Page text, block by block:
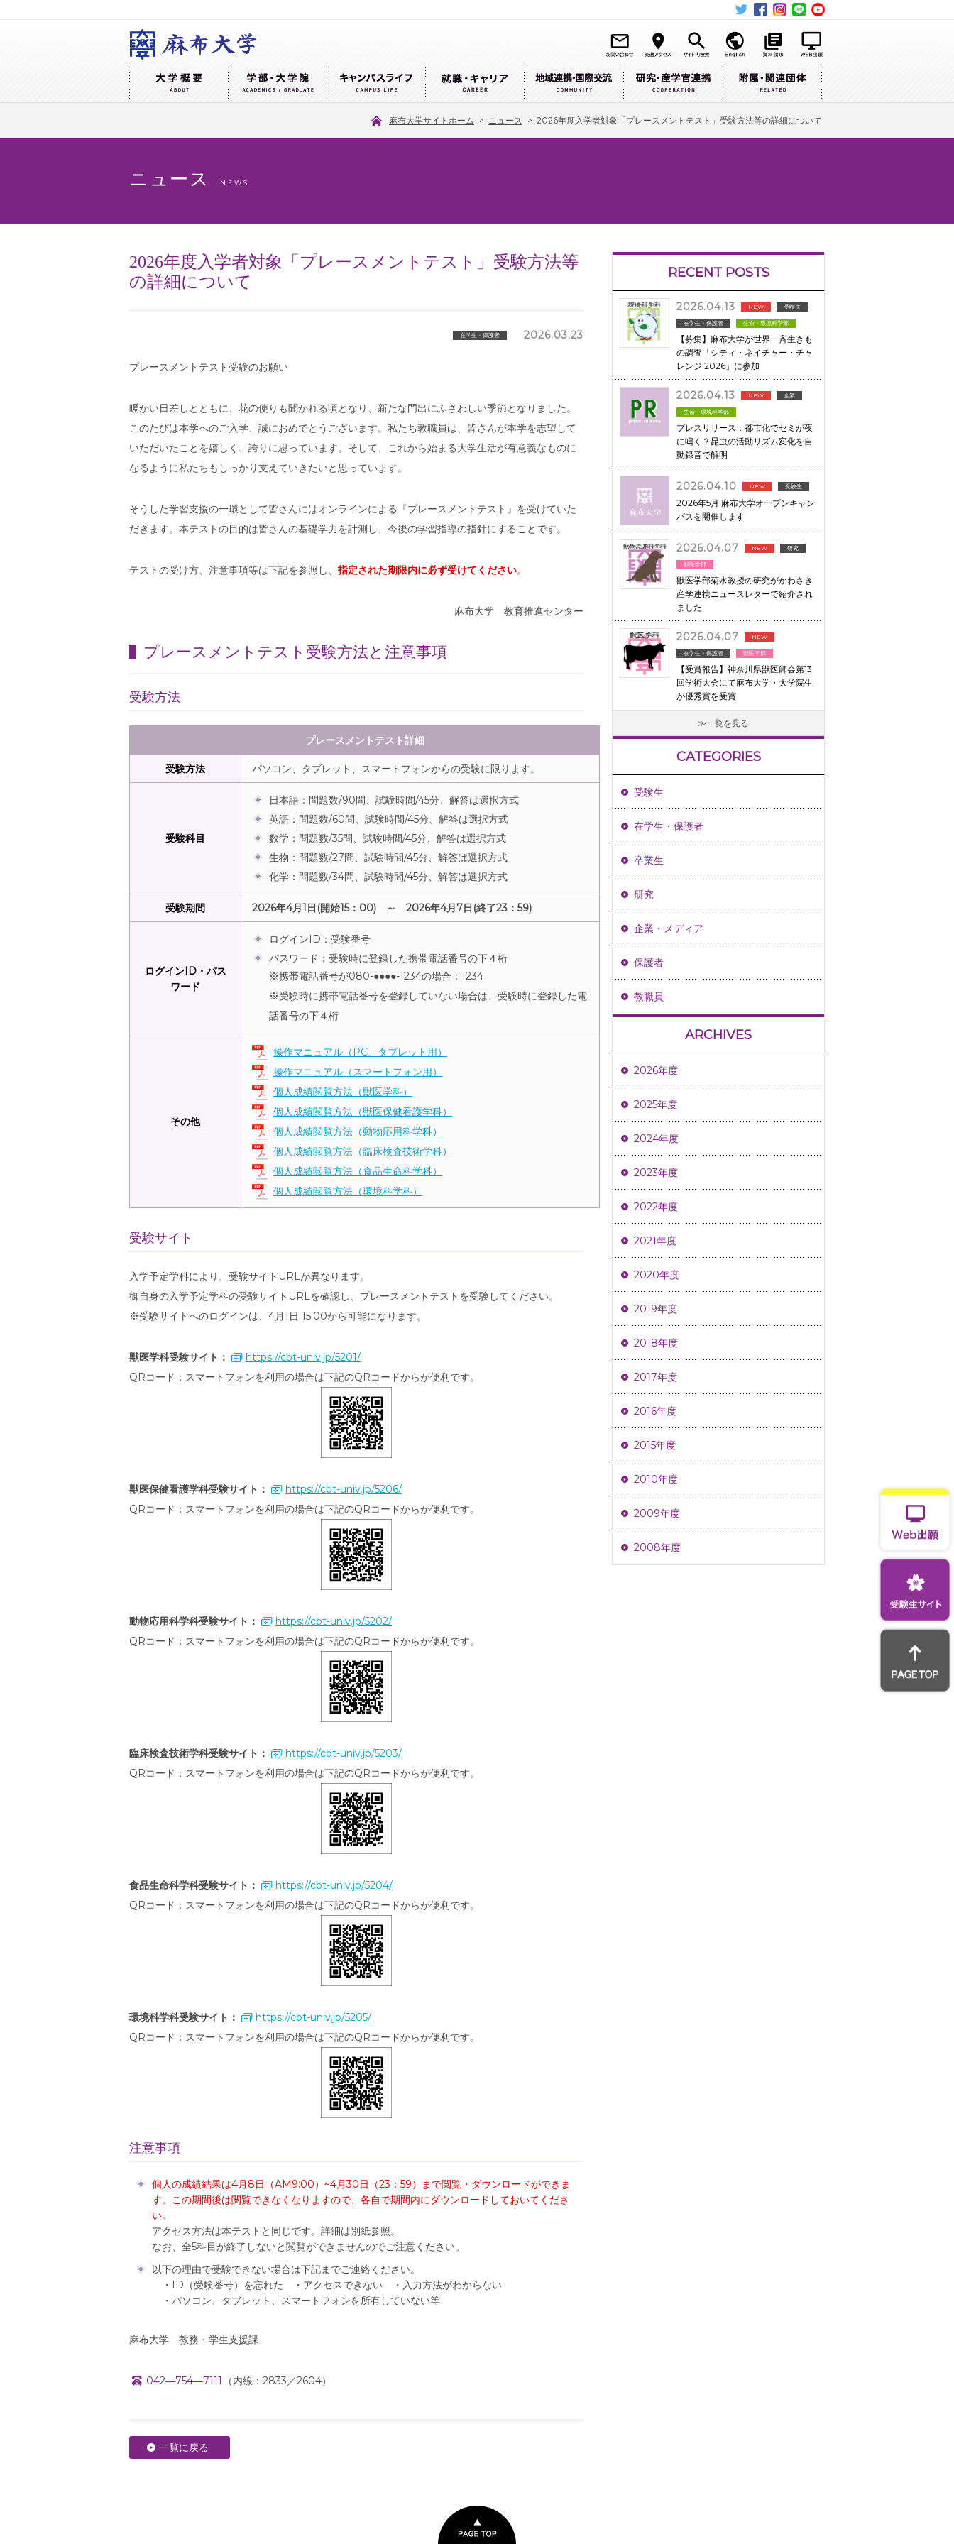
麻布大学サイトホーム > ニュース > 2026年度入学者対象「プレースメントテスト」受験方法等の詳細について
ニュース NEWS
2026年度入学者対象「プレースメントテスト」受験方法等
の詳細について
在学生・保護者 2026.03.23
プレースメントテスト受験のお願い
暖かい日差しとともに、花の便りも聞かれる頃となり、新たな門出にふさわしい季節となりました。
このたびは本学へのご入学、誠におめでとうございます。私たち教職員は、皆さんが本学を志望して
いただいたことを嬉しく、誇りに思っています。そして、これから始まる大学生活が有意義なものに
なるように私たちもしっかり支えていきたいと思っています。
そうした学習支援の一環として皆さんにはオンラインによる『プレースメントテスト』を受けていた
だきます。本テストの目的は皆さんの基礎学力を計測し、今後の学習指導の指針にすることです。
テストの受け方、注意事項等は下記を参照し、 指定された期限内に必ず受けてください。
麻布大学 教育推進センター
プレースメントテスト受験方法と注意事項
受験方法
プレースメントテスト詳細
受験方法 パソコン、タブレット、スマートフォンからの受験に限ります。
受験科目
日本語：問題数/90問、試験時間/45分、解答は選択方式
英語：問題数/60問、試験時間/45分、解答は選択方式
数学：問題数/35問、試験時間/45分、解答は選択方式
生物：問題数/27問、試験時間/45分、解答は選択方式
化学：問題数/34問、試験時間/45分、解答は選択方式
受験期間 2026年4月1日(開始15：00) ～ 2026年4月7日(終了23：59)
ログインID・パス
ワード
ログインID：受験番号
パスワード：受験時に登録した携帯電話番号の下４桁
※携帯電話番号が080-●●●●-1234の場合：1234
※受験時に携帯電話番号を登録していない場合は、受験時に登録した電
話番号の下４桁
その他
操作マニュアル（PC、タブレット用）
操作マニュアル（スマートフォン用）
個人成績閲覧方法（獣医学科）
個人成績閲覧方法（獣医保健看護学科）
個人成績閲覧方法（動物応用科学科）
個人成績閲覧方法（臨床検査技術学科）
個人成績閲覧方法（食品生命科学科）
個人成績閲覧方法（環境科学科）
受験サイト
入学予定学科により、受験サイトURLが異なります。
御自身の入学予定学科の受験サイトURLを確認し、プレースメントテストを受験してください。
※受験サイトへのログインは、4月1日 15:00から可能になります。
獣医学科受験サイト：
https://cbt-univ.jp/5201/
QRコード：スマートフォンを利用の場合は下記のQRコードからが便利です。
獣医保健看護学科受験サイト：
https://cbt-univ.jp/5206/
QRコード：スマートフォンを利用の場合は下記のQRコードからが便利です。
動物応用科学科受験サイト：
https://cbt-univ.jp/5202/
QRコード：スマートフォンを利用の場合は下記のQRコードからが便利です。
臨床検査技術学科受験サイト：
https://cbt-univ.jp/5203/
QRコード：スマートフォンを利用の場合は下記のQRコードからが便利です。
食品生命科学科受験サイト：
https://cbt-univ.jp/5204/
QRコード：スマートフォンを利用の場合は下記のQRコードからが便利です。
環境科学科受験サイト：
https://cbt-univ.jp/5205/
QRコード：スマートフォンを利用の場合は下記のQRコードからが便利です。
注意事項
個人の成績結果は4月8日（AM9:00）~4月30日（23：59）まで閲覧・ダウンロードができま
す。この期間後は閲覧できなくなりますので、各自で期間内にダウンロードしておいてくださ
い。
アクセス方法は本テストと同じです。詳細は別紙参照。
なお、全5科目が終了しないと閲覧ができませんのでご注意ください。
以下の理由で受験できない場合は下記までご連絡ください。
・ID（受験番号）を忘れた ・アクセスできない ・入力方法がわからない
・パソコン、タブレット、スマートフォンを所有していない等
麻布大学 教務・学生支援課
042―754―7111 （内線：2833／2604）
一覧に戻る
RECENT POSTS
2026.04.13 NEW 受験生
在学生・保護者 生命・環境科学部
【募集】麻布大学が世界一斉生きも
の調査「シティ・ネイチャー・チャ
レンジ 2026」に参加
2026.04.13 NEW 企業
生命・環境科学部
プレスリリース：都市化でセミが夜
に鳴く？昆虫の活動リズム変化を自
動録音で解明
2026.04.10 NEW 受験生
2026年5月 麻布大学オープンキャン
パスを開催します
2026.04.07 NEW 研究
獣医学部
獣医学部菊水教授の研究がかわさき
産学連携ニュースレターで紹介され
ました
2026.04.07 NEW
在学生・保護者 獣医学部
【受賞報告】神奈川県獣医師会第13
回学術大会にて麻布大学・大学院生
が優秀賞を受賞
一覧を見る
CATEGORIES
受験生
在学生・保護者
卒業生
研究
企業・メディア
保護者
教職員
ARCHIVES
2026年度
2025年度
2024年度
2023年度
2022年度
2021年度
2020年度
2019年度
2018年度
2017年度
2016年度
2015年度
2010年度
2009年度
2008年度